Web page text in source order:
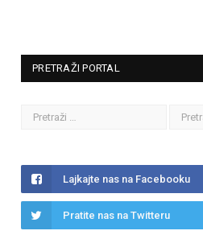
PRETRAŽI PORTAL
Lajkajte nas na Facebooku
Pratite nas na Twitteru